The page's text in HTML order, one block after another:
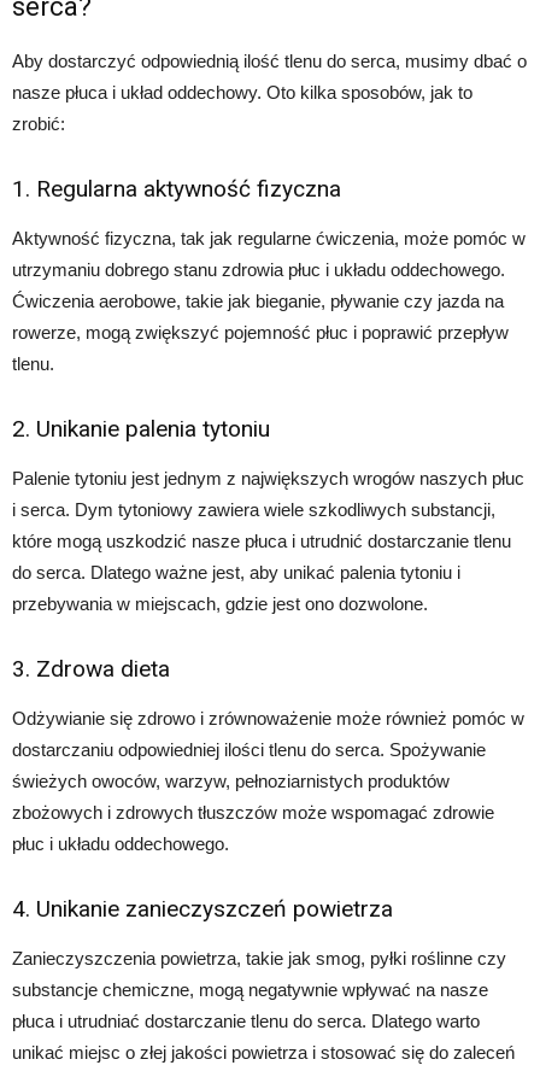
serca?
Aby dostarczyć odpowiednią ilość tlenu do serca, musimy dbać o
nasze płuca i układ oddechowy. Oto kilka sposobów, jak to
zrobić:
1. Regularna aktywność fizyczna
Aktywność fizyczna, tak jak regularne ćwiczenia, może pomóc w
utrzymaniu dobrego stanu zdrowia płuc i układu oddechowego.
Ćwiczenia aerobowe, takie jak bieganie, pływanie czy jazda na
rowerze, mogą zwiększyć pojemność płuc i poprawić przepływ
tlenu.
2. Unikanie palenia tytoniu
Palenie tytoniu jest jednym z największych wrogów naszych płuc
i serca. Dym tytoniowy zawiera wiele szkodliwych substancji,
które mogą uszkodzić nasze płuca i utrudnić dostarczanie tlenu
do serca. Dlatego ważne jest, aby unikać palenia tytoniu i
przebywania w miejscach, gdzie jest ono dozwolone.
3. Zdrowa dieta
Odżywianie się zdrowo i zrównoważenie może również pomóc w
dostarczaniu odpowiedniej ilości tlenu do serca. Spożywanie
świeżych owoców, warzyw, pełnoziarnistych produktów
zbożowych i zdrowych tłuszczów może wspomagać zdrowie
płuc i układu oddechowego.
4. Unikanie zanieczyszczeń powietrza
Zanieczyszczenia powietrza, takie jak smog, pyłki roślinne czy
substancje chemiczne, mogą negatywnie wpływać na nasze
płuca i utrudniać dostarczanie tlenu do serca. Dlatego warto
unikać miejsc o złej jakości powietrza i stosować się do zaleceń